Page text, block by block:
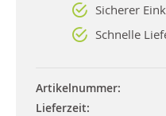
Sicherer
Schnelle
Artikelnummer
Lieferzeit